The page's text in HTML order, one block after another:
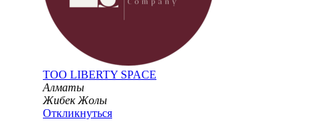
ТОО LIBERTY SPACE
Алматы
Жибек Жолы
Откликнуться